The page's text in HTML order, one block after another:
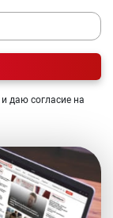
и даю согласие на